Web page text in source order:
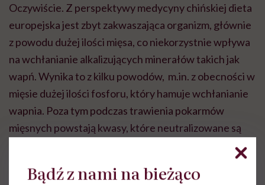
Oczywiście. Z perspektywy medycyny chińskiej dieta
europejska jest zbyt zakwaszająca organizm, głównie
z powodu dużej ilości mięsa, co niekorzystnie wpływa
na wchłanianie alkalizujących minerałów takich jak
wapń. Wynika to z kilku powodów, m.in. z obecności w
mięsie dużej ilości fosforu, który hamuje wchłanianie
wapnia. Poza tym podczas trawienia pokarmów
mięsnych powstają kwasy, które neutralizowane są
przez alkaliczne składniki mineralne, między innymi
Bądź z nami na bieżąco